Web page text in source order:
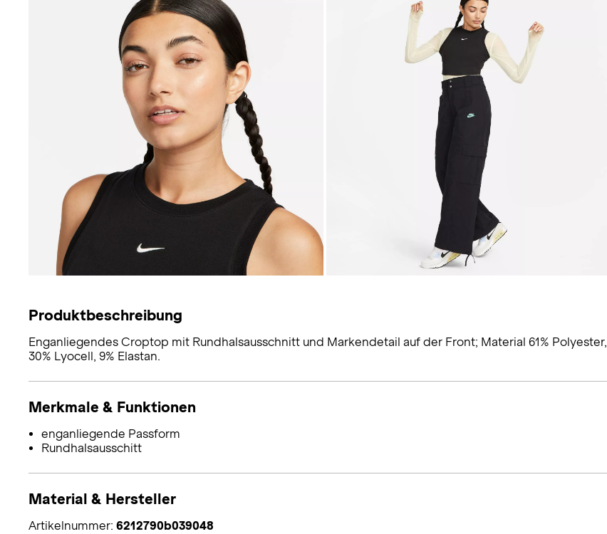
Produktbeschreibung
Enganliegendes Croptop mit Rundhalsausschnitt und Markendetail auf der Front; Material 61% Polyester,
30% Lyocell, 9% Elastan.
Merkmale & Funktionen
enganliegende Passform
Rundhalsausschitt
Material & Hersteller
Artikelnummer: 6212790b039048